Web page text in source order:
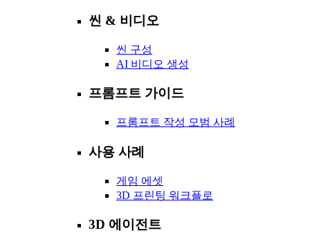
씬 & 비디오
씬 구성
AI 비디오 생성
프롬프트 가이드
프롬프트 작성 모범 사례
사용 사례
게임 에셋
3D 프린팅 워크플로
3D 에이전트